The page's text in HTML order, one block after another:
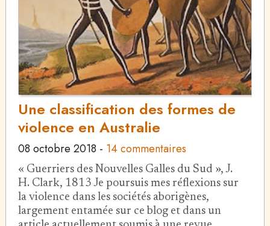
Une classification des formes de
violence en Australie
08 octobre 2018 - 14 commentaires
« Guerriers des Nouvelles Galles du Sud », J.
H. Clark, 1813 Je poursuis mes réflexions sur
la violence dans les sociétés aborigènes,
largement entamée sur ce blog et dans un